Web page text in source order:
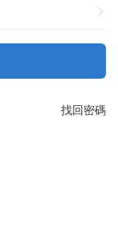
找回密碼